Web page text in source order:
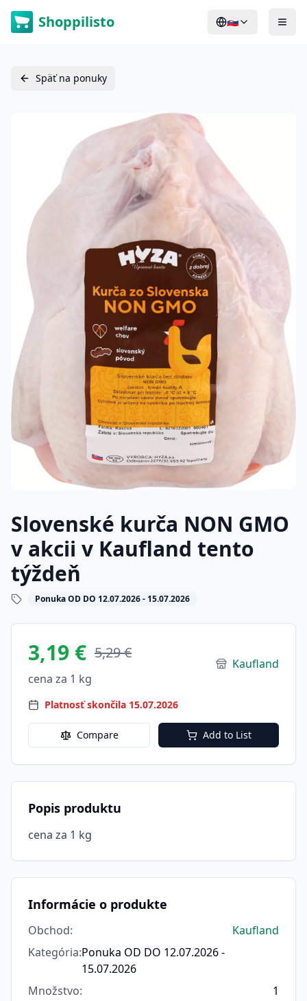
Shoppilisto 🇸🇰
Späť na ponuky
Slovenské kurča NON GMO
v akcii v Kaufland tento
týždeň
Ponuka OD DO 12.07.2026 - 15.07.2026
3,19 € 5,29 €
cena za 1 kg
Kaufland
Platnosť skončila 15.07.2026
Compare Add to List
Popis produktu
cena za 1 kg
Informácie o produkte
Obchod:
Kaufland
Kategória:Ponuka OD DO 12.07.2026 -
15.07.2026
Množstvo: 1